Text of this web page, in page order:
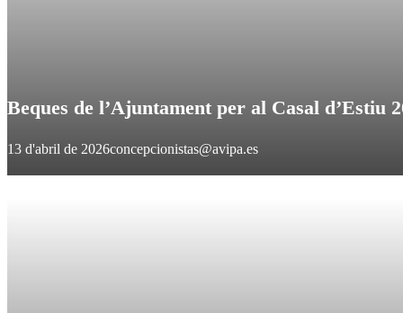
Beques de l’Ajuntament per al Casal d’Estiu
13 d'abril de 2026concepcionistas@avipa.es